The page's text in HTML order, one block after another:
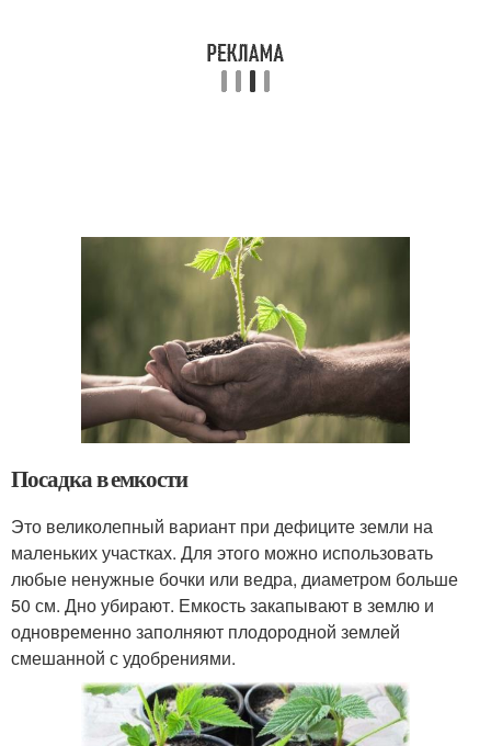
Посадка в емкости
Это великолепный вариант при дефиците земли на
маленьких участках. Для этого можно использовать
любые ненужные бочки или ведра, диаметром больше
50 см. Дно убирают. Емкость закапывают в землю и
одновременно заполняют плодородной землей
смешанной с удобрениями.